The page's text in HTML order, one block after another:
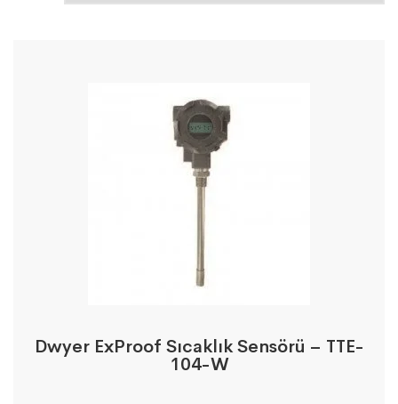
Dwyer ExProof Sıcaklık Sensörü – TTE-
104-W